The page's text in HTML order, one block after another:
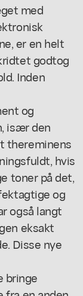
med
er en helt
godtog
Inden
og
især den
thereminens
hvis
toner på det,
og
også langt
eksakt
Disse nye
bringe